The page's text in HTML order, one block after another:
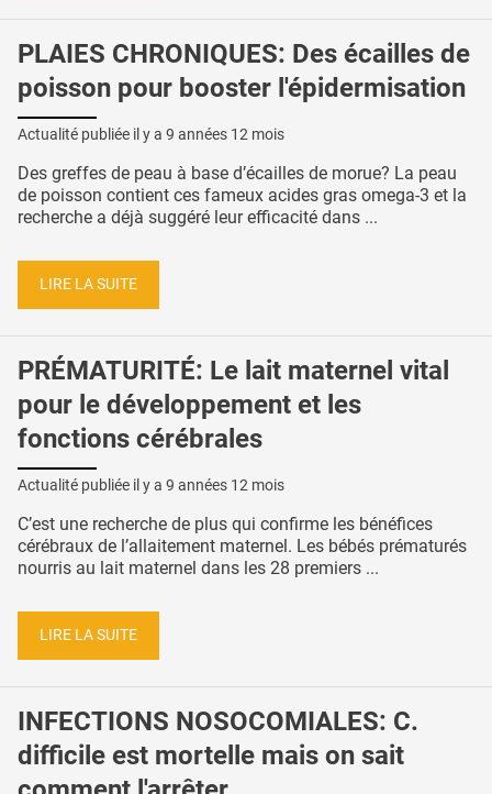
PLAIES CHRONIQUES: Des écailles de
poisson pour booster l'épidermisation
Actualité publiée il y a 9 années 12 mois
Des greffes de peau à base d’écailles de morue? La peau
de poisson contient ces fameux acides gras omega-3 et la
recherche a déjà suggéré leur efficacité dans ...
LIRE LA SUITE
PRÉMATURITÉ: Le lait maternel vital
pour le développement et les
fonctions cérébrales
Actualité publiée il y a 9 années 12 mois
C’est une recherche de plus qui confirme les bénéfices
cérébraux de l’allaitement maternel. Les bébés prématurés
nourris au lait maternel dans les 28 premiers ...
LIRE LA SUITE
INFECTIONS NOSOCOMIALES: C.
difficile est mortelle mais on sait